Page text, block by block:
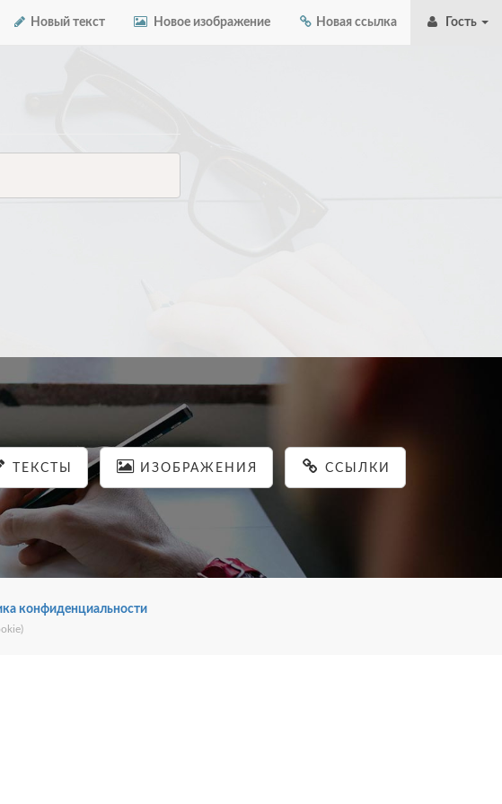
Новый текст Новое изображение Новая ссылка Гость
ТЕКСТЫ ИЗОБРАЖЕНИЯ ССЫЛКИ
конфиденциальности